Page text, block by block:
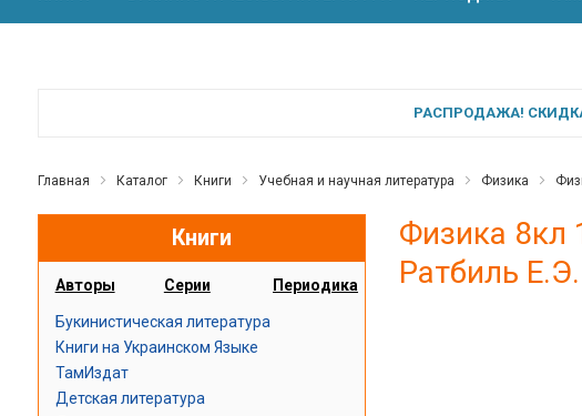
РАСПРОДАЖА! СКИДКА
Главная Каталог Книги Учебная и научная литература Физика
Книги
Авторы Серии Периодика
Букинистическая литература
Книги на Украинском Языке
ТамИздат
Детская литература
Физика 8кл
Ратбиль Е.Э.